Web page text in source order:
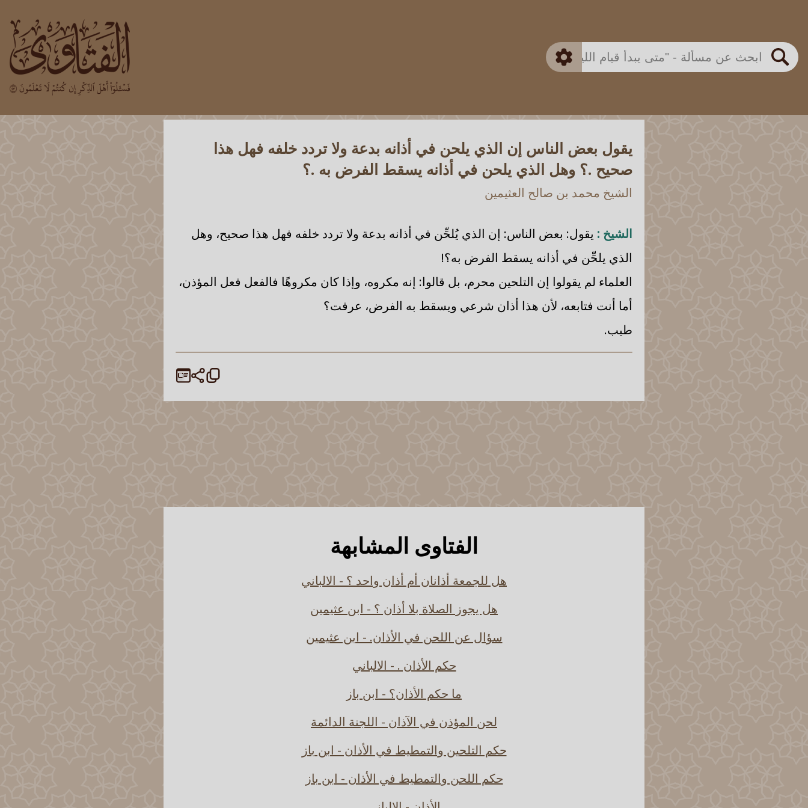
بحث
اللجنة الدائمة
متقدم
يقول بعض الناس إن الذي يلحن في أذانه بدعة ولا تردد خلفه فهل هذا
صحيح .؟ وهل الذي يلحن في أذانه يسقط الفرض به .؟
الشيخ محمد بن صالح العثيمين
الشيخ : يقول: بعض الناس: إن الذي يُلحِّن في أذانه بدعة ولا تردد خلفه فهل هذا صحيح، وهل
الذي يلحِّن في أذانه يسقط الفرض به؟!
العلماء لم يقولوا إن التلحين محرم، بل قالوا: إنه مكروه، وإذا كان مكروهًا فالفعل فعل المؤذن،
أما أنت فتابعه، لأن هذا أذان شرعي ويسقط به الفرض، عرفت؟
طيب.
الفتاوى المشابهة
هل للجمعة أذانان أم أذان واحد ؟ - الالباني
هل يجوز الصلاة بلا أذان ؟ - ابن عثيمين
سؤال عن اللحن في الأذان. - ابن عثيمين
حكم الأذان . - الالباني
ما حكم الأذان؟ - ابن باز
لحن المؤذن في الآذان - اللجنة الدائمة
حكم التلحين والتمطيط في الأذان - ابن باز
حكم اللحن والتمطيط في الأذان - ابن باز